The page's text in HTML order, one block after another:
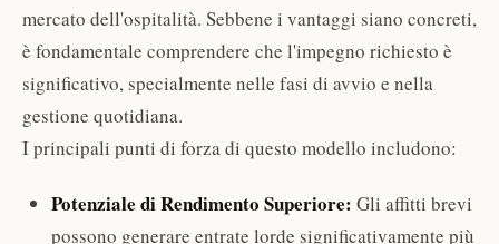
mercato dell'ospitalità. Sebbene i vantaggi siano concreti,
è fondamentale comprendere che l'impegno richiesto è
significativo, specialmente nelle fasi di avvio e nella
gestione quotidiana.
I principali punti di forza di questo modello includono:
Potenziale di Rendimento Superiore: Gli affitti brevi
possono generare entrate lorde significativamente più